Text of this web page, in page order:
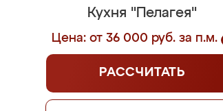
Кухня "Пелагея"
Цена: от 36 000 руб. за п.м.
РАССЧИТАТЬ